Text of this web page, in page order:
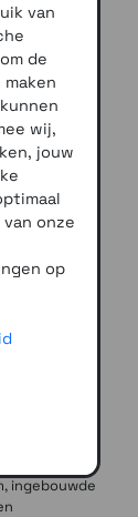
(43 mm)
ingebouwde
van
de
wij,
jouw
onze
op